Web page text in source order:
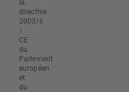
la
directive
2003/6
/
CE
du
Parlement
européen
et
du